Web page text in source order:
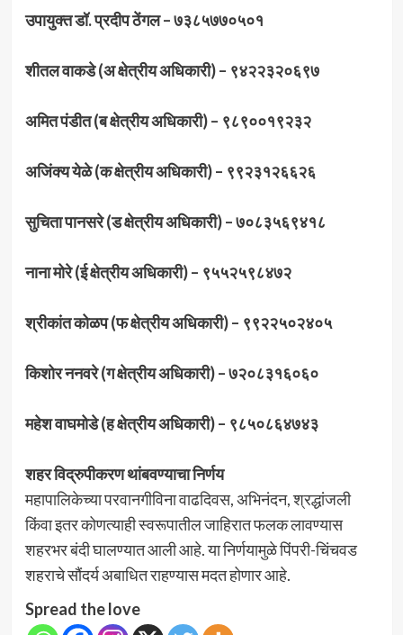
उपायुक्त डॉ. प्रदीप ठेंगल – ७३८५७७०५०१
शीतल वाकडे (अ क्षेत्रीय अधिकारी) – ९४२२३२०६९७
अमित पंडीत (ब क्षेत्रीय अधिकारी) – ९८९००१९२३२
अजिंक्य येळे (क क्षेत्रीय अधिकारी) – ९९२३१२६६२६
सुचिता पानसरे (ड क्षेत्रीय अधिकारी) – ७०८३५६९४१८
नाना मोरे (ई क्षेत्रीय अधिकारी) – ९५५२५९८४७२
श्रीकांत कोळप (फ क्षेत्रीय अधिकारी) – ९९२२५०२४०५
किशोर ननवरे (ग क्षेत्रीय अधिकारी) – ७२०८३१६०६०
महेश वाघमोडे (ह क्षेत्रीय अधिकारी) – ९८५०८६४७४३
शहर विद्रुपीकरण थांबवण्याचा निर्णय
महापालिकेच्या परवानगीविना वाढदिवस, अभिनंदन, श्रद्धांजली
किंवा इतर कोणत्याही स्वरूपातील जाहिरात फलक लावण्यास
शहरभर बंदी घालण्यात आली आहे. या निर्णयामुळे पिंपरी-चिंचवड
शहराचे सौंदर्य अबाधित राहण्यास मदत होणार आहे.
Spread the love